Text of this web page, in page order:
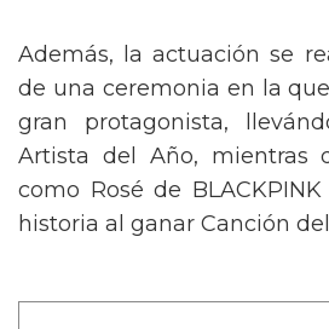
Además, la actuación se
de una ceremonia en la
gran protagonista,
Artista del Año, mientras
como Rosé de
historia al ganar Canción